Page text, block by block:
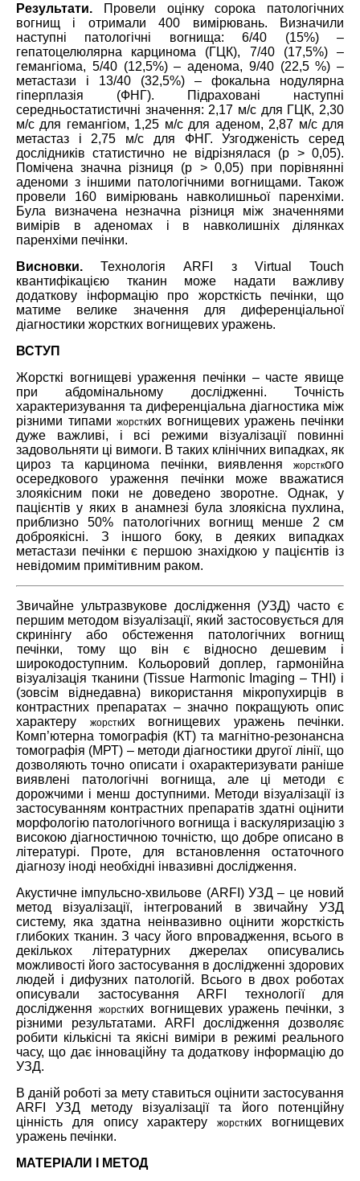
Результати. Провели оцінку сорока патологічних
вогнищ і отримали 400 вимірювань. Визначили
наступні патологічні вогнища: 6/40 (15%) –
гепатоцелюлярна карцинома (ГЦК), 7/40 (17,5%) –
гемангіома, 5/40 (12,5%) – аденома, 9/40 (22,5 %) –
метастази і 13/40 (32,5%) – фокальна нодулярна
гіперплазія (ФНГ). Підраховані наступні
середньостатистичні значення: 2,17 м/с для ГЦК, 2,30
м/с для гемангіом, 1,25 м/с для аденом, 2,87 м/с для
метастаз і 2,75 м/с для ФНГ. Узгодженість серед
дослідників статистично не відрізнялася (p > 0,05).
Помічена значна різниця (p > 0,05) при порівнянні
аденоми з іншими патологічними вогнищами. Також
провели 160 вимірювань навколишньої паренхіми.
Була визначена незначна різниця між значеннями
вимірів в аденомах і в навколишніх ділянках
паренхіми печінки.
Висновки. Технологія ARFI з Virtual Touch
квантифікацією тканин може надати важливу
додаткову інформацію про жорсткість печінки, що
матиме велике значення для диференціальної
діагностики жорстких вогнищевих уражень.
ВСТУП
Жорсткі вогнищеві ураження печінки – часте явище
при абдомінальному дослідженні. Точність
характеризування та диференціальна діагностика між
різними типамижорстких вогнищевих уражень печінки
дуже важливі, і всі режими візуалізації повинні
задовольняти ці вимоги. В таких клінічних випадках, як
цироз та ​​карцинома печінки, виявлення
жорсткого
осередкового ураження печінки може вважатися
злоякісним поки не доведено зворотне. Однак, у
пацієнтів у яких в анамнезі була злоякісна пухлина,
приблизно 50% патологічних вогнищ менше 2 см
доброякісні. З іншого боку, в деяких випадках
метастази печінки є першою знахідкою у пацієнтів із
невідомим примітивним раком.
Звичайне ультразвукове дослідження (УЗД) часто є
першим методом візуалізації, який застосовується для
скринінгу або обстеження патологічних вогнищ
печінки, тому що він є відносно дешевим і
широкодоступним. Кольоровий доплер, гармонійна
візуалізація тканини (Tissue Harmonic Imaging – THI) і
(зовсім віднедавна) використання мікропухирців в
контрастних препаратах – значно покращують опис
характеру
жорстких вогнищевих уражень печінки.
Комп’ютерна томографія (КТ) та магнітно-резонансна
томографія (МРТ) – методи діагностики другої лінії, що
дозволяють точно описати і охарактеризувати раніше
виявлені патологічні вогнища, але ці методи є
дорожчими і менш доступними. Методи візуалізації із
застосуванням контрастних препаратів здатні оцінити
морфологію патологічного вогнища і васкуляризацію з
високою діагностичною точністю, що добре описано в
літературі. Проте, для встановлення остаточного
діагнозу іноді необхідні інвазивні дослідження.
Акустичне імпульсно-хвильове (ARFI) УЗД – це новий
метод візуалізації, інтегрований в звичайну УЗД
систему, яка здатна неінвазивно оцінити жорсткість
глибоких тканин. З часу його впровадження, всього в
декількох літературних джерелах описувались
можливості його застосування в дослідженні здорових
людей і дифузних патологій. Всього в двох роботах
описували застосування ARFI технології для
дослідження
жорстких вогнищевих уражень печінки, з
різними результатами. ARFI дослідження дозволяє
робити кількісні та якісні виміри в режимі реального
часу, що дає інноваційну та додаткову інформацію до
УЗД.
В даній роботі за мету ставиться оцінити застосування
ARFI УЗД методу візуалізації та його потенційну
цінність для опису характеружорстких вогнищевих
уражень печінки.
МАТЕРІАЛИ І МЕТОД